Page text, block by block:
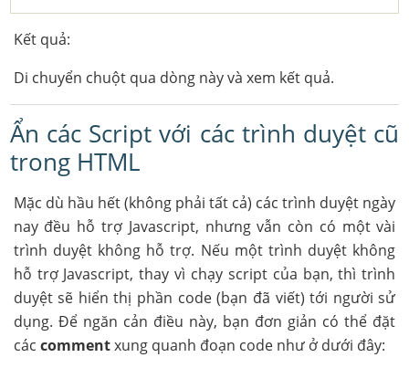
Kết quả:
Di chuyển chuột qua dòng này và xem kết quả.
Ẩn các Script với các trình duyệt cũ
trong HTML
Mặc dù hầu hết (không phải tất cả) các trình duyệt ngày
nay đều hỗ trợ Javascript, nhưng vẫn còn có một vài
trình duyệt không hỗ trợ. Nếu một trình duyệt không
hỗ trợ Javascript, thay vì chạy script của bạn, thì trình
duyệt sẽ hiển thị phần code (bạn đã viết) tới người sử
dụng. Để ngăn cản điều này, bạn đơn giản có thể đặt
các commentxung quanh đoạn code như ở dưới đây: